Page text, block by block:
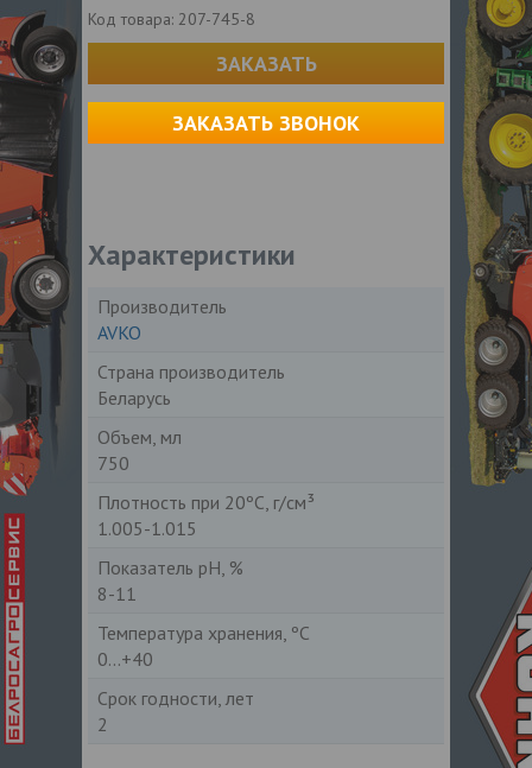
Код товара: 207-745-8
ЗАКАЗАТЬ
ЗАКАЗАТЬ ЗВОНОК
Характеристики
Производитель
AVKO
Страна производитель
Беларусь
Объем, мл
750
Плотность при 20ºС, г/см³
1.005-1.015
Показатель рН, %
8-11
Температура хранения, ºС
0...+40
Срок годности, лет
2